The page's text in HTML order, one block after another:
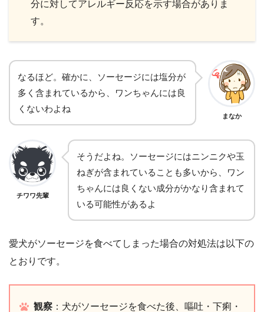
分に対してアレルギー反応を示す場合がありま
す。
なるほど。確かに、ソーセージには塩分が
多く含まれているから、ワンちゃんには良
くないわよね
まなか
チワワ先輩
そうだよね。ソーセージにはニンニクや玉
ねぎが含まれていることも多いから、ワン
ちゃんには良くない成分がかなり含まれて
いる可能性があるよ
愛犬がソーセージを食べてしまった場合の対処法は以下の
とおりです。
観察 ：犬がソーセージを食べた後、嘔吐・下痢・